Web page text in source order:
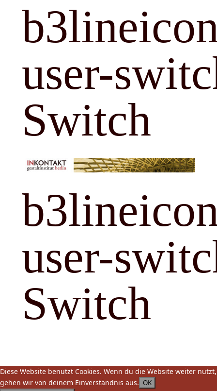
user-
Switch
user-
Switch
Diese Website benutzt Cookies. Wenn du die Website weiter nutzt,
gehen wir von deinem Einverständnis aus. OK